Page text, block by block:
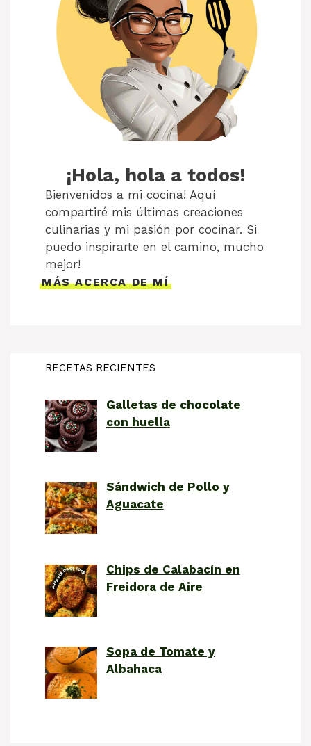
¡Hola, hola a todos!
Bienvenidos a mi cocina! Aquí
compartiré mis últimas creaciones
culinarias y mi pasión por cocinar. Si
puedo inspirarte en el camino, mucho
mejor!
MÁS ACERCA DE MÍ
RECETAS RECIENTES
Galletas de chocolate
con huella
Sándwich de Pollo y
Aguacate
Chips de Calabacín en
Freidora de Aire
Sopa de Tomate y
Albahaca